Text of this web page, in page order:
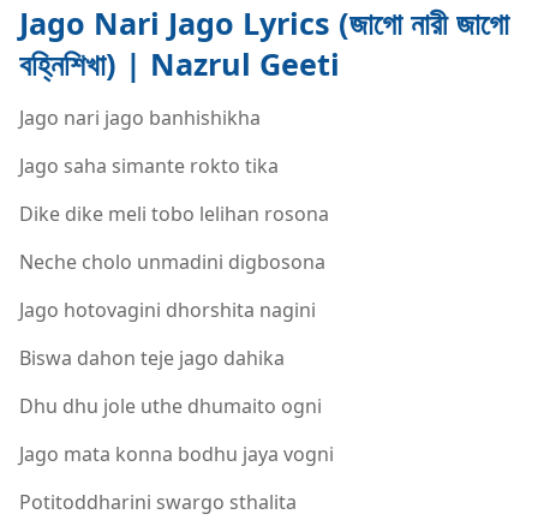
Jago Nari Jago Lyrics (জাগো নারী জাগো
বহ্নিশিখা) | Nazrul Geeti
Jago nari jago banhishikha
Jago saha simante rokto tika
Dike dike meli tobo lelihan rosona
Neche cholo unmadini digbosona
Jago hotovagini dhorshita nagini
Biswa dahon teje jago dahika
Dhu dhu jole uthe dhumaito ogni
Jago mata konna bodhu jaya vogni
Potitoddharini swargo sthalita